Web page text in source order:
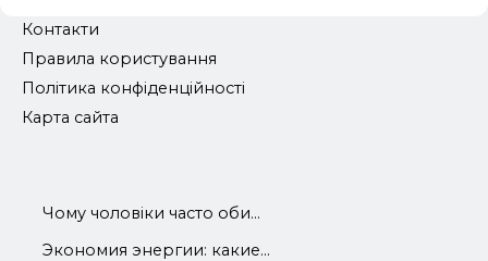
Контакти
Правила користування
Політика конфіденційності
Карта сайта
Чому чоловіки часто оби...
Экономия энергии: какие...